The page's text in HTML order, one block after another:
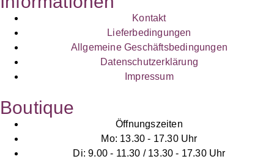
Kontakt
Lieferbedingungen
Allgemeine Geschäftsbedingungen
Datenschutzerklärung
Impressum
Boutique
Öffnungszeiten
Mo: 13.30 - 17.30 Uhr
Di: 9.00 - 11.30 / 13.30 - 17.30 Uhr